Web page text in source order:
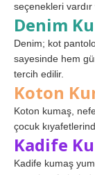
seçenekleri vardır
Denim
Denim; kot
sayesinde hem
tercih edilir.
Koton
Koton kumaş,
çocuk
Kadife
Kadife kumaş